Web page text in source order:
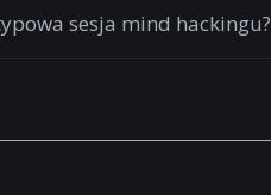
sesja mind hackingu?